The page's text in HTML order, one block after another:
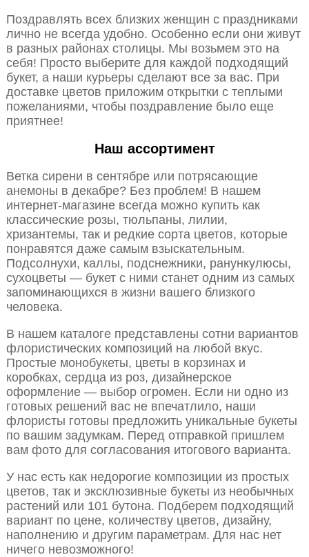
Поздравлять всех близких женщин с праздниками
лично не всегда удобно. Особенно если они живут
в разных районах столицы. Мы возьмем это на
себя! Просто выберите для каждой подходящий
букет, а наши курьеры сделают все за вас. При
доставке цветов приложим открытки с теплыми
пожеланиями, чтобы поздравление было еще
приятнее!
Наш ассортимент
Ветка сирени в сентябре или потрясающие
анемоны в декабре? Без проблем! В нашем
интернет-магазине всегда можно купить как
классические розы, тюльпаны, лилии,
хризантемы, так и редкие сорта цветов, которые
понравятся даже самым взыскательным.
Подсолнухи, каллы, подснежники, ранункулюсы,
сухоцветы — букет с ними станет одним из самых
запоминающихся в жизни вашего близкого
человека.
В нашем каталоге представлены сотни вариантов
флористических композиций на любой вкус.
Простые монобукеты, цветы в корзинах и
коробках, сердца из роз, дизайнерское
оформление — выбор огромен. Если ни одно из
готовых решений вас не впечатлило, наши
флористы готовы предложить уникальные букеты
по вашим задумкам. Перед отправкой пришлем
вам фото для согласования итогового варианта.
У нас есть как недорогие композиции из простых
цветов, так и эксклюзивные букеты из необычных
растений или 101 бутона. Подберем подходящий
вариант по цене, количеству цветов, дизайну,
наполнению и другим параметрам. Для нас нет
ничего невозможного!